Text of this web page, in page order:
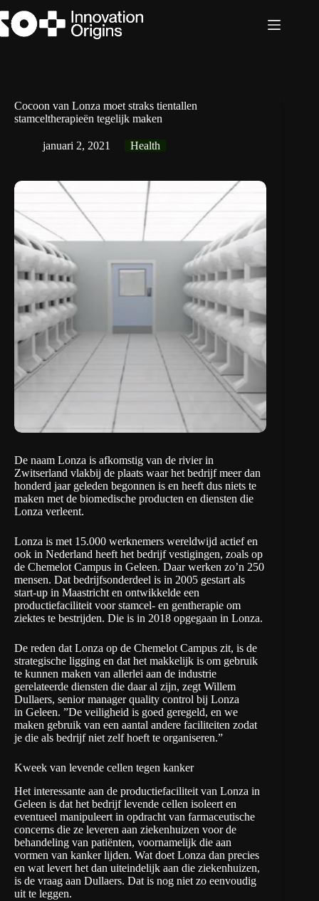
naar
de
Cocoon van Lonza moet straks tientallen
stamceltherapieën tegelijk maken
januari 2, 2021 Health
De naam Lonza is afkomstig van de rivier in
Zwitserland vlakbij de plaats waar het bedrijf meer dan
honderd jaar geleden begonnen is en heeft dus niets te
maken met de biomedische producten en diensten die
Lonza verleent.
Lonza is met 15.000 werknemers wereldwijd actief en
ook in Nederland heeft het bedrijf vestigingen, zoals op
de Chemelot Campus in Geleen. Daar werken zo’n 250
mensen. Dat bedrijfsonderdeel is in 2005 gestart als
start-up in Maastricht en ontwikkelde een
productiefaciliteit voor stamcel- en gentherapie om
ziektes te bestrijden. Die is in 2018 opgegaan in Lonza.
De reden dat Lonza op de Chemelot Campus zit, is de
strategische ligging en dat het makkelijk is om gebruik
te kunnen maken van allerlei aan de industrie
gerelateerde diensten die daar al zijn, zegt Willem
Dullaers, senior manager quality control bij Lonza
in Geleen. ”De veiligheid is goed geregeld, en we
maken gebruik van een aantal andere faciliteiten zodat
je die als bedrijf niet zelf hoeft te organiseren.”
Kweek van levende cellen tegen kanker
Het interessante aan de productiefaciliteit van Lonza in
Geleen is dat het bedrijf levende cellen isoleert en
eventueel manipuleert in opdracht van farmaceutische
concerns die ze leveren aan ziekenhuizen voor de
behandeling van patiënten, voornamelijk die aan
vormen van kanker lijden. Wat doet Lonza dan precies
en wat levert het dan uiteindelijk aan die ziekenhuizen,
is de vraag aan Dullaers. Dat is nog niet zo eenvoudig
uit te leggen.